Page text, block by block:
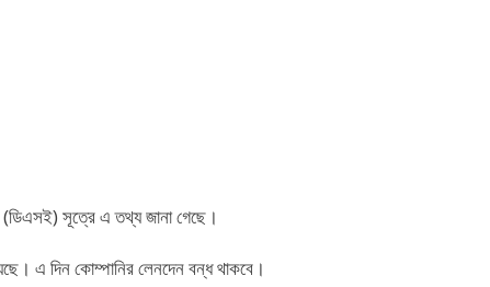
(ডিএসই) সূত্রে এ তথ্য জানা গেছে।
এ দিন কোম্পানির লেনদেন বন্ধ থাকবে।